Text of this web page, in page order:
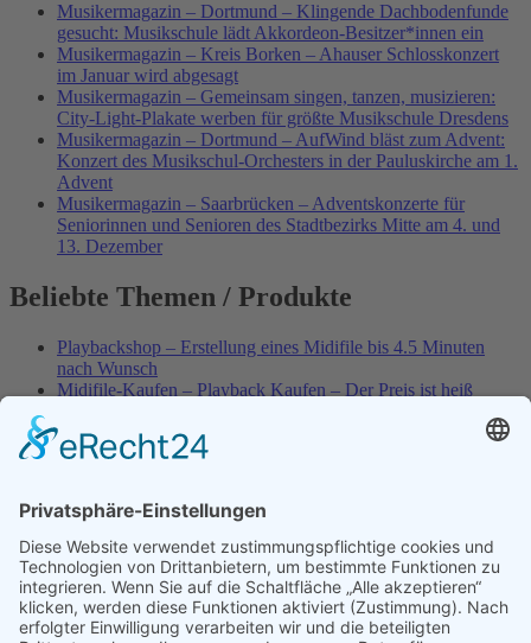
Musikermagazin – Dortmund – Klingende Dachbodenfunde
gesucht: Musikschule lädt Akkordeon-Besitzer*innen ein
Musikermagazin – Kreis Borken – Ahauser Schlosskonzert
im Januar wird abgesagt
Musikermagazin – Gemeinsam singen, tanzen, musizieren:
City-Light-Plakate werben für größte Musikschule Dresdens
Musikermagazin – Dortmund – AufWind bläst zum Advent:
Konzert des Musikschul-Orchesters in der Pauluskirche am 1.
Advent
Musikermagazin – Saarbrücken – Adventskonzerte für
Seniorinnen und Senioren des Stadtbezirks Mitte am 4. und
13. Dezember
Beliebte Themen / Produkte
Playbackshop – Erstellung eines Midifile bis 4.5 Minuten
nach Wunsch
Midifile-Kaufen – Playback Kaufen – Der Preis ist heiß
Best of Karaoke – Roy Black – Playbacks – Absolute Rarität
World-of-Karaoke – Midifiles kaufen – Ich baue Dein
Playbackshop – Erstellung eines Wunschmidifile bis 3.5
Minuten
10 Spanische All-TIME Sommerhits als Karaoke-Playbacks –
Absolute Klassiker
Playbackshop – Erstellung eines Wunschmidifile bis 3.0
Minuten